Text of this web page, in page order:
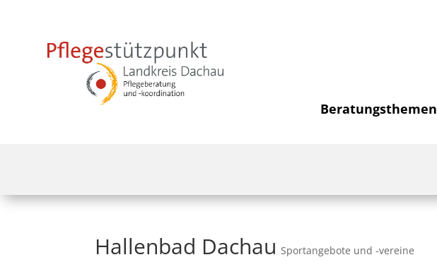
Beratungsthemen
Hallenbad Dachau Sportangebote und -vereine